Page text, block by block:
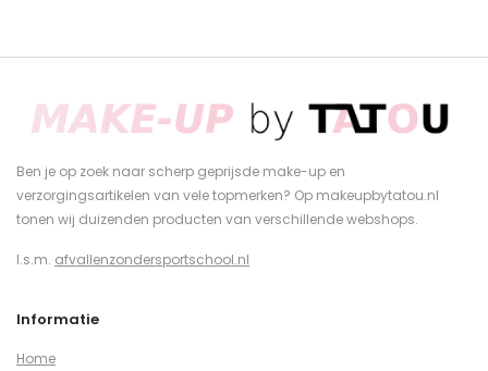
Ben je op zoek naar scherp geprijsde make-up en
verzorgingsartikelen van vele topmerken? Op makeupbytatou.nl
tonen wij duizenden producten van verschillende webshops.
I.s.m. afvallenzondersportschool.nl
Informatie
Home